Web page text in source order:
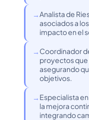
Analista de
asociados a
impacto en el
Coordinador
proyectos
asegurando
objetivos.
Especialista
la mejora
integrando